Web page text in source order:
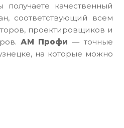
качественный
соответствующий всем
проектировщиков и
АМ Профи — точные
на которые можно